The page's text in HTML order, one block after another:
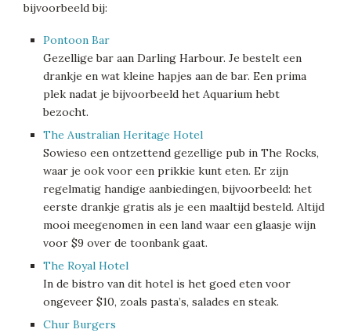
bijvoorbeeld bij:
Pontoon Bar
Gezellige bar aan Darling Harbour. Je bestelt een
drankje en wat kleine hapjes aan de bar. Een prima
plek nadat je bijvoorbeeld het Aquarium hebt
bezocht.
The Australian Heritage Hotel
Sowieso een ontzettend gezellige pub in The Rocks,
waar je ook voor een prikkie kunt eten. Er zijn
regelmatig handige aanbiedingen, bijvoorbeeld: het
eerste drankje gratis als je een maaltijd besteld. Altijd
mooi meegenomen in een land waar een glaasje wijn
voor $9 over de toonbank gaat.
The Royal Hotel
In de bistro van dit hotel is het goed eten voor
ongeveer $10, zoals pasta’s, salades en steak.
Chur Burgers